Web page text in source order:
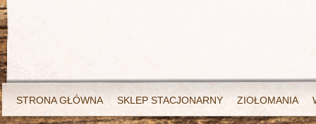
STRONA GŁÓWNA SKLEP STACJONARNY ZIOŁOMANIA